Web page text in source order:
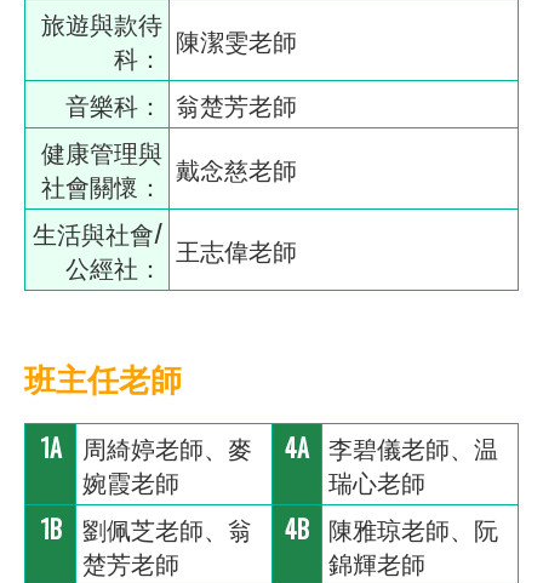
旅遊與款待
科：
陳潔雯老師
音樂科：
翁楚芳老師
健康管理與
社會關懷：
戴念慈老師
生活與社會/
公經社：
王志偉老師
班主任老師
1A
周綺婷老師、麥
婉霞老師
4A 李碧儀老師、温
瑞心老師
1B 劉佩芝老師、翁
楚芳老師
4B 陳雅琼老師、阮
錦輝老師